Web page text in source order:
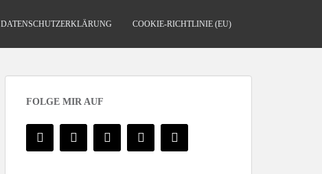
DATENSCHUTZERKLÄRUNG COOKIE-RICHTLINIE (EU)
FOLGE MIR AUF